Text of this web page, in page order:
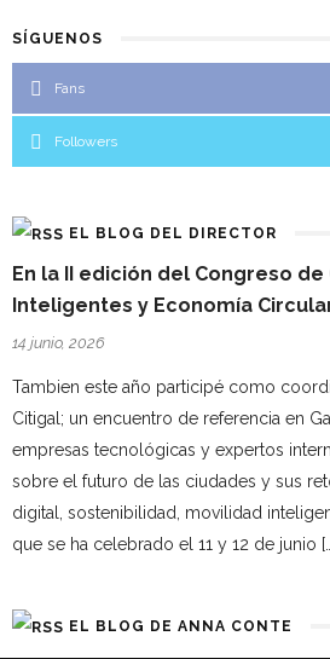
SÍGUENOS
Fans
Followers
EL BLOG DEL DIRECTOR
En la II edición del Congreso de
Inteligentes y Economía
14 junio, 2026
Tambien este año participé como
Citigal; un encuentro de referencia en
empresas tecnológicas y expertos
sobre el futuro de las ciudades y sus
digital, sostenibilidad, movilidad
que se ha celebrado el 11 y 12 de junio
EL BLOG DE ANNA CONTE